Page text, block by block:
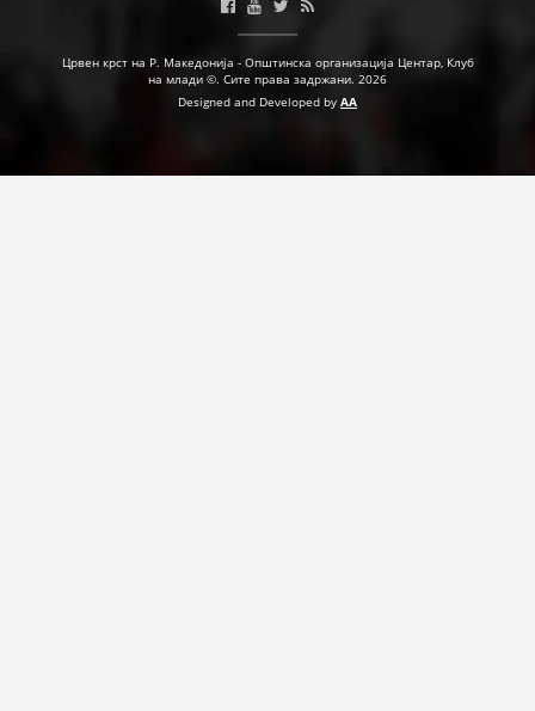
Црвен крст на Р. Македонија - Општинска организација Центар, Клуб
на млади ©. Сите права задржани. 2026
Designed and Developed by AA